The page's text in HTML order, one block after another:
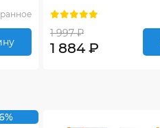
1 997 ₽
1 884 ₽